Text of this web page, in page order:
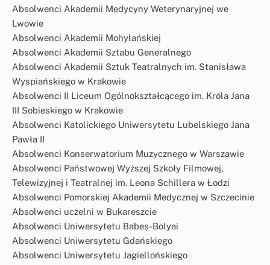
Absolwenci Akademii Medycyny Weterynaryjnej we
Lwowie
Absolwenci Akademii Mohylańskiej
Absolwenci Akademii Sztabu Generalnego
Absolwenci Akademii Sztuk Teatralnych im. Stanisława
Wyspiańskiego w Krakowie
Absolwenci II Liceum Ogólnokształcącego im. Króla Jana
III Sobieskiego w Krakowie
Absolwenci Katolickiego Uniwersytetu Lubelskiego Jana
Pawła II
Absolwenci Konserwatorium Muzycznego w Warszawie
Absolwenci Państwowej Wyższej Szkoły Filmowej,
Telewizyjnej i Teatralnej im. Leona Schillera w Łodzi
Absolwenci Pomorskiej Akademii Medycznej w Szczecinie
Absolwenci uczelni w Bukareszcie
Absolwenci Uniwersytetu Babeș-Bolyai
Absolwenci Uniwersytetu Gdańskiego
Absolwenci Uniwersytetu Jagiellońskiego